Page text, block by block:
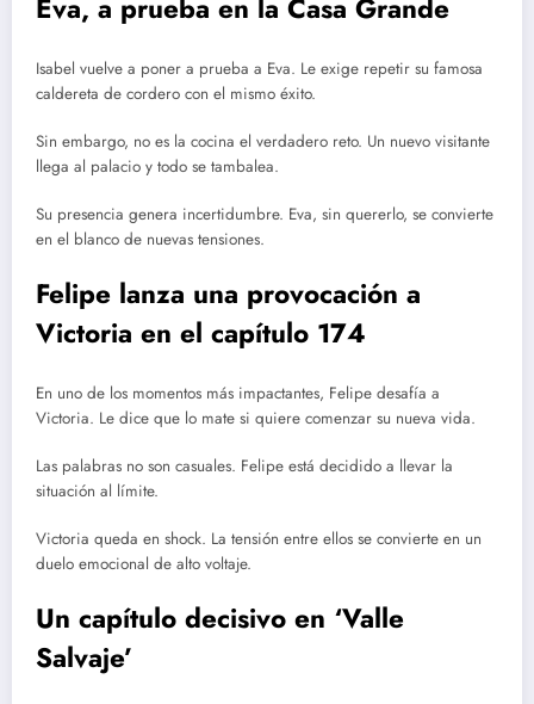
Eva, a prueba en la Casa Grande
Isabel vuelve a poner a prueba a Eva. Le exige repetir su famosa
caldereta de cordero con el mismo éxito.
Sin embargo, no es la cocina el verdadero reto. Un nuevo visitante
llega al palacio y todo se tambalea.
Su presencia genera incertidumbre. Eva, sin quererlo, se convierte
en el blanco de nuevas tensiones.
Felipe lanza una provocación a
Victoria en el capítulo 174
En uno de los momentos más impactantes, Felipe desafía a
Victoria. Le dice que lo mate si quiere comenzar su nueva vida.
Las palabras no son casuales. Felipe está decidido a llevar la
situación al límite.
Victoria queda en shock. La tensión entre ellos se convierte en un
duelo emocional de alto voltaje.
Un capítulo decisivo en ‘Valle
Salvaje’